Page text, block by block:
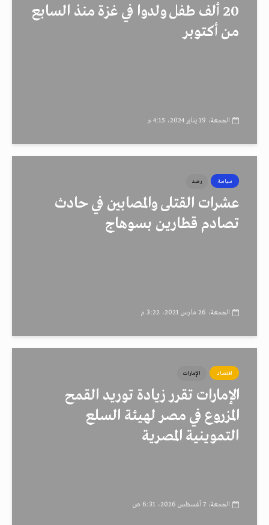
20 ألف طفل ولدوا في غزة منذ السابع
من أكتوبر
الجمعة، 19 يناير 2024، 4:15 م
سياسة رصد
عشرات القتلى والمصابين في حادث
تصادم قطارين بسوهاج
الجمعة، 26 مارس 2021، 3:22 م
اقتصاد الإمارات
الإمارات تقرر زيادة توريد القمح
المزروع في مصر لهيئة السلع
التموينية المصرية
الجمعة، 7 أغسطس 2026، 6:31 ص